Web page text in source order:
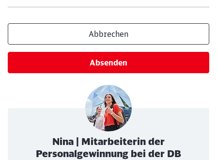
Abbrechen
Absenden
Nina | Mitarbeiterin der
Personalgewinnung bei der DB